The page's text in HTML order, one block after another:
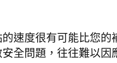
速度很有可能比您
全問題，往往難以因